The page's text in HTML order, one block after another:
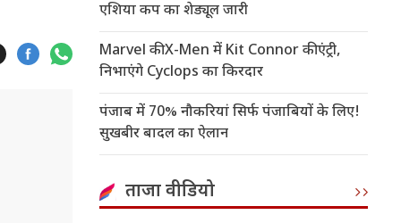
एशिया कप का शेड्यूल जारी
Marvel की X-Men में Kit Connor की एंट्री,
निभाएंगे Cyclops का किरदार
पंजाब में 70% नौकरियां सिर्फ पंजाबियों के लिए!
सुखबीर बादल का ऐलान
ताजा वीडियो